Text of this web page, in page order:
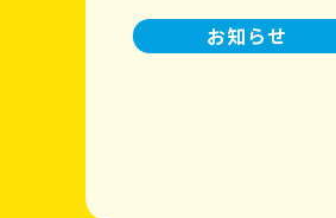
お知らせ